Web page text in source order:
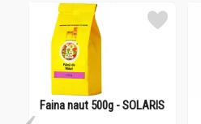
Proteine: 9,52 g
Carbohidrați: 17,1 g
-din care zahăr: 0 g
Grăsimi: 11,5 g
-din care grăsimi saturate: 0,4 g
Sare: 1,87 g.
Faina naut 500g - SOLARIS